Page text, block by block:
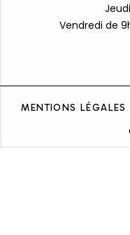
Vendredi de
MENTIONS LÉGALES